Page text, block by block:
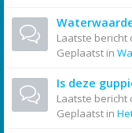
Laatste bericht
Geplaatst in
Is deze
Laatste bericht
Geplaatst in